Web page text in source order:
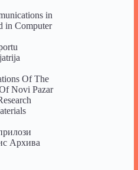
in
in Computer
Of The
Novi Pazar
Архива